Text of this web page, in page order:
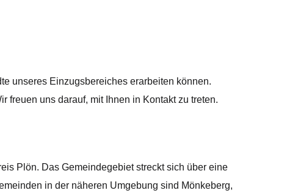
unseres Einzugsbereiches erarbeiten können.
freuen uns darauf, mit Ihnen in Kontakt zu treten.
Plön. Das Gemeindegebiet streckt sich über eine
in der näheren Umgebung sind Mönkeberg,